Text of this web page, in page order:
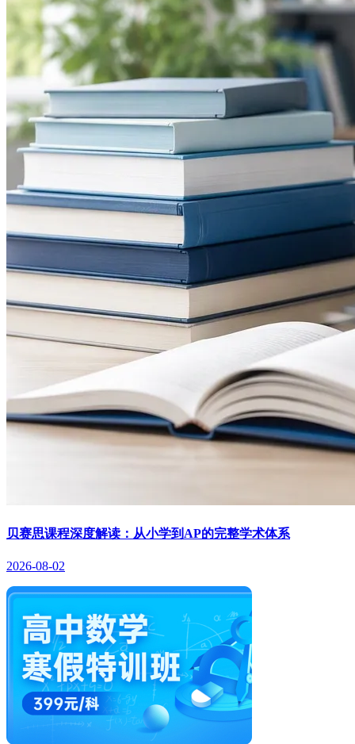
贝赛思课程深度解读：从小学到AP的完整学术体系
2026-08-02